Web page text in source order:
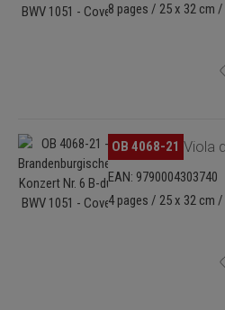
8 pages / 25 x 32 cm
Skip image gallery OB 4068-21 Viola
EAN: 9790004303740
4 pages / 25 x 32 cm